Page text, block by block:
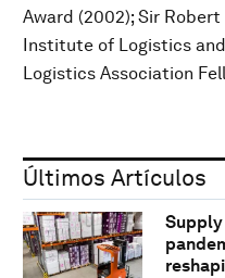
Award (2002); Sir
Institute of Logistics
Logistics Association
Últimos Artículos
Supply